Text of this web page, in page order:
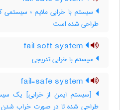
سیستم با خرابی ملایم ؛ سیستمی
طراحی شده است
سیستم با خرابی تدریجی
[سیستم ایمن از خرابی] یک
طراحی شده تا در صورت خراب